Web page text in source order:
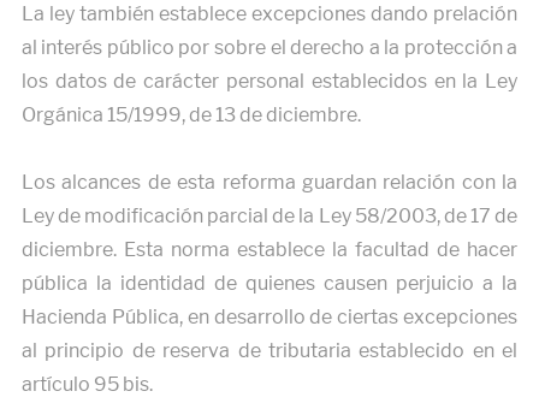
La ley también establece excepciones dando prelación
al interés público por sobre el derecho a la protección a
los datos de carácter personal establecidos en la Ley
Orgánica 15/1999, de 13 de diciembre.
Los alcances de esta reforma guardan relación con la
Ley de modificación parcial de la Ley 58/2003, de 17 de
diciembre. Esta norma establece la facultad de hacer
pública la identidad de quienes causen perjuicio a la
Hacienda Pública, en desarrollo de ciertas excepciones
al principio de reserva de tributaria establecido en el
artículo 95 bis.